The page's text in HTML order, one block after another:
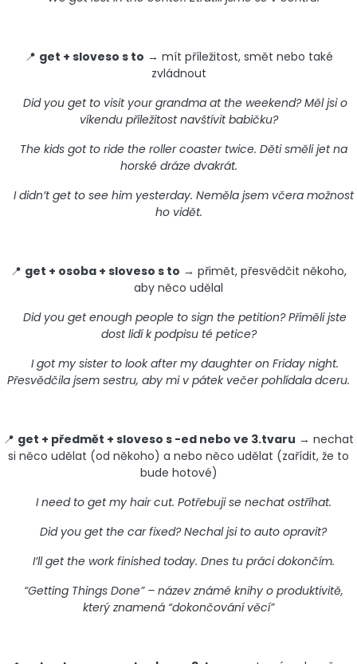
📍 get + sloveso s to → mít příležitost, smět nebo také
zvládnout
Did you get to visit your grandma at the weekend? Měl jsi o
víkendu příležitost navštívit babičku?
The kids got to ride the roller coaster twice. Děti směli jet na
horské dráze dvakrát.
I didn’t get to see him yesterday. Neměla jsem včera možnost
ho vidět.
📍 get + osoba + sloveso s to → přimět, přesvědčit někoho,
aby něco udělal
Did you get enough people to sign the petition? Přiměli jste
dost lidí k podpisu té petice?
I got my sister to look after my daughter on Friday night.
Přesvědčila jsem sestru, aby mi v pátek večer pohlídala dceru.
📍 get + předmět + sloveso s -ed nebo ve 3.tvaru → nechat
si něco udělat (od někoho) a nebo něco udělat (zařídit, že to
bude hotové)
I need to get my hair cut. Potřebuji se nechat ostříhat.
Did you get the car fixed? Nechal jsi to auto opravit?
I’ll get the work finished today. Dnes tu práci dokončím.
“Getting Things Done” – název známé knihy o produktivitě,
který znamená “dokončování věcí”